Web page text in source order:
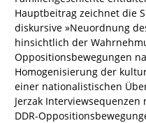
Hauptbeitrag zeichnet die
diskursive »Neuordnung
hinsichtlich der
Oppositionsbewegungen
Homogenisierung der
einer nationalistischen
Jerzak
DDR-